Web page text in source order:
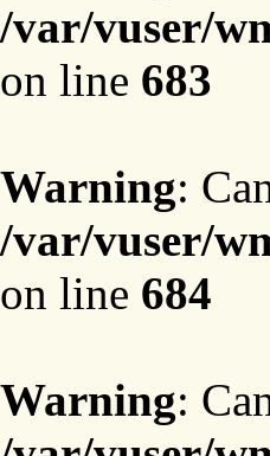
/var/vuser/
on line 683
Warning:
/var/vuser/
on line 684
Warning: